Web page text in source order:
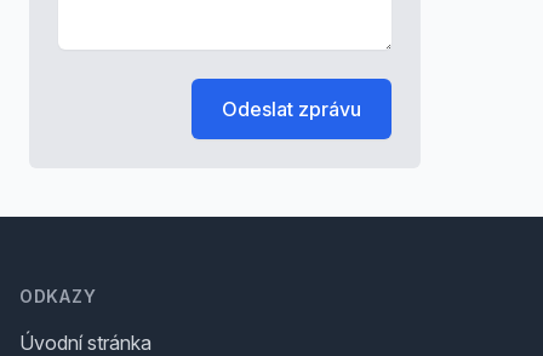
Odeslat zprávu
ODKAZY
Úvodní stránka